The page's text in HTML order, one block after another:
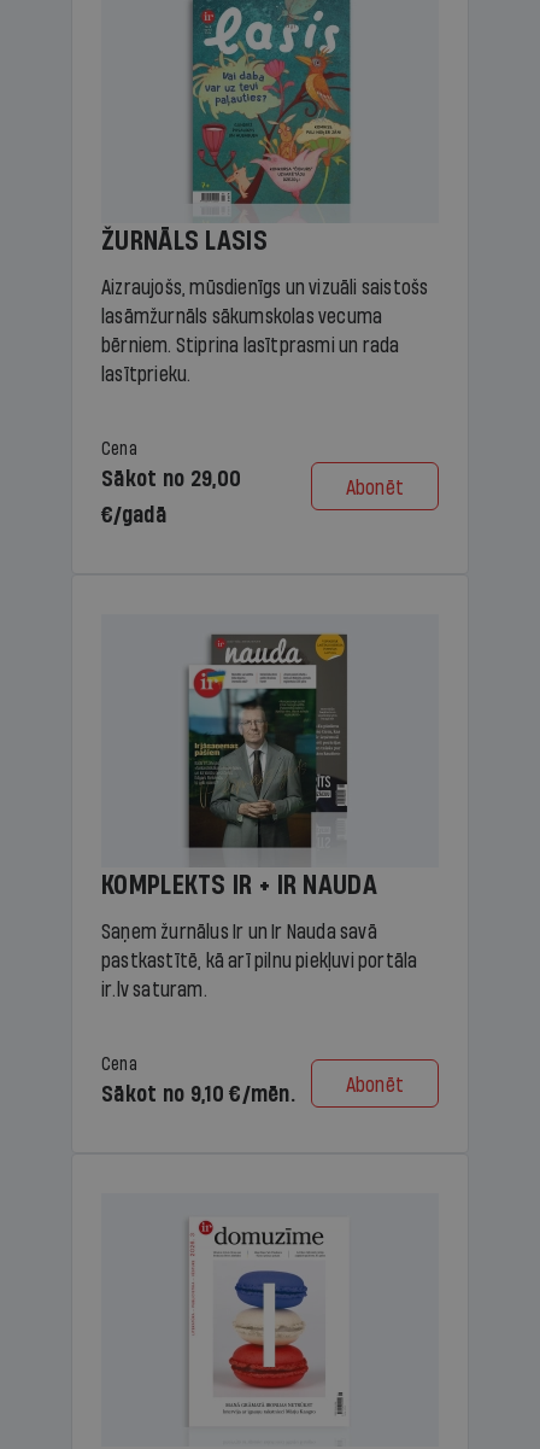
ŽURNĀLS LASIS
Aizraujošs, mūsdienīgs un vizuāli saistošs
lasāmžurnāls sākumskolas vecuma
bērniem. Stiprina lasītprasmi un rada
lasītprieku.
Cena
Sākot no 29,00
€/gadā
Abonēt
KOMPLEKTS IR + IR NAUDA
Saņem žurnālus Ir un Ir Nauda savā
pastkastītē, kā arī pilnu piekļuvi portāla
ir.lv saturam.
Cena
Sākot no 9,10 €/mēn. Abonēt